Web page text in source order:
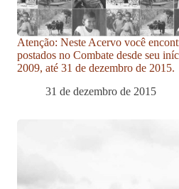
Atenção: Neste Acervo você
postados no Combate desde seu
2009, até 31 de dezembro de 2015.
31 de dezembro de 2015